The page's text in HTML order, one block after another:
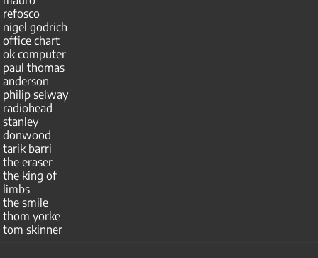
refosco
nigel godrich
office chart
ok computer
paul thomas
anderson
philip selway
radiohead
stanley
donwood
tarik barri
the eraser
the king of
limbs
the smile
thom yorke
tom skinner